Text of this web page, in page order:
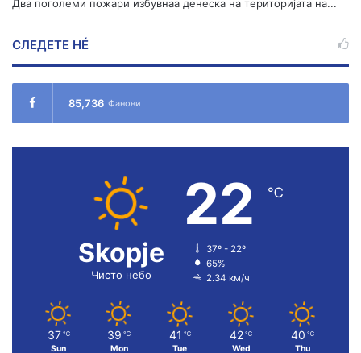
Два поголеми пожари избувнаа денеска на територијата на...
СЛЕДЕТЕ НÉ
85,736 Фанови
Skopje
Чисто небо
22 ℃
37º - 22º
65%
2.34 км/ч
37 ℃
Sun
39 ℃
Mon
41 ℃
Tue
42 ℃
Wed
40 ℃
Thu